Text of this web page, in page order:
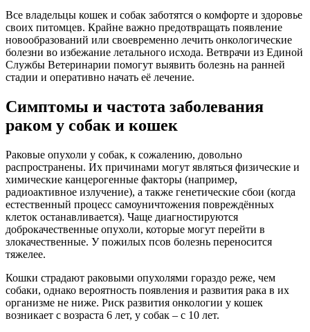
Все владельцы кошек и собак заботятся о комфорте и здоровье
своих питомцев. Крайне важно предотвращать появление
новообразований или своевременно лечить онкологические
болезни во избежание летального исхода. Ветврачи из Единой
Службы Ветеринарии помогут выявить болезнь на ранней
стадии и оперативно начать её лечение.
Симптомы и частота заболевания
раком у собак и кошек
Раковые опухоли у собак, к сожалению, довольно
распространены. Их причинами могут являться физические и
химические канцерогенные факторы (например,
радиоактивное излучение), а также генетические сбои (когда
естественный процесс самоуничтожения повреждённых
клеток останавливается). Чаще диагностируются
доброкачественные опухоли, которые могут перейти в
злокачественные. У пожилых псов болезнь переносится
тяжелее.
Кошки страдают раковыми опухолями гораздо реже, чем
собаки, однако вероятность появления и развития рака в их
организме не ниже. Риск развития онкологии у кошек
возникает с возраста 6 лет, у собак – с 10 лет.